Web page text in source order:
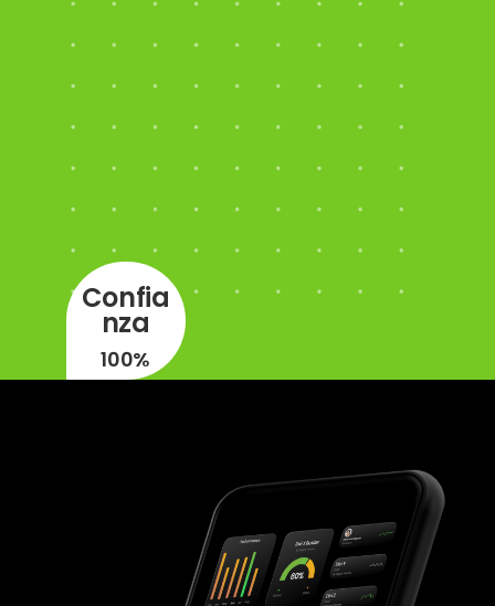
Confia
nza
100%